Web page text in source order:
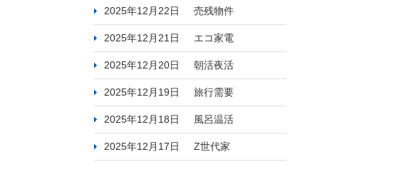
2025年12月22日 売残物件
2025年12月21日 エコ家電
2025年12月20日 朝活夜活
2025年12月19日 旅行需要
2025年12月18日 風呂温活
2025年12月17日 Z世代家